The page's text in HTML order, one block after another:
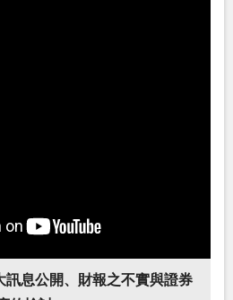
訊息公開、財報之不實與證券